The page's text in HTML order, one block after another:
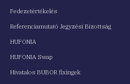
Fedezetértékelés
Referenciamutató Jegyzési Bizottság
HUFONIA
HUFONIA Swap
Hivatalos BUBOR fixingek